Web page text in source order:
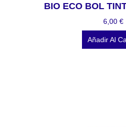
BIO ECO BOL
6,00 €
Añadir Al